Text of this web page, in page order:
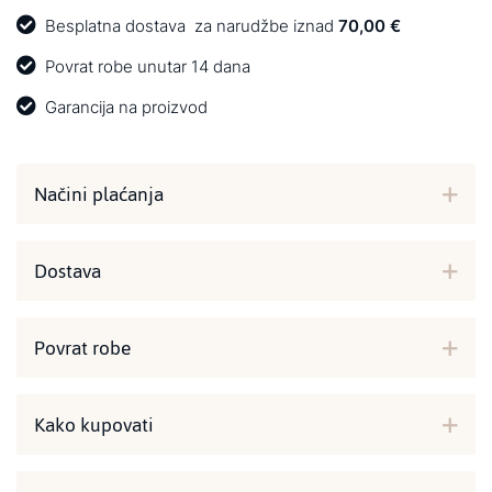
Besplatna dostava za narudžbe iznad 70,00 €
Povrat robe unutar 14 dana
Garancija na proizvod
Načini plaćanja
Dostava
Povrat robe
Kako kupovati